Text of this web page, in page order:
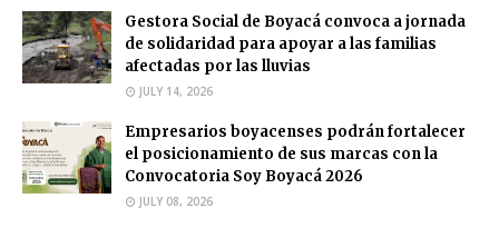
Gestora Social de Boyacá convoca a jornada
de solidaridad para apoyar a las familias
afectadas por las lluvias
JULY 14, 2026
Empresarios boyacenses podrán fortalecer
el posicionamiento de sus marcas con la
Convocatoria Soy Boyacá 2026
JULY 08, 2026